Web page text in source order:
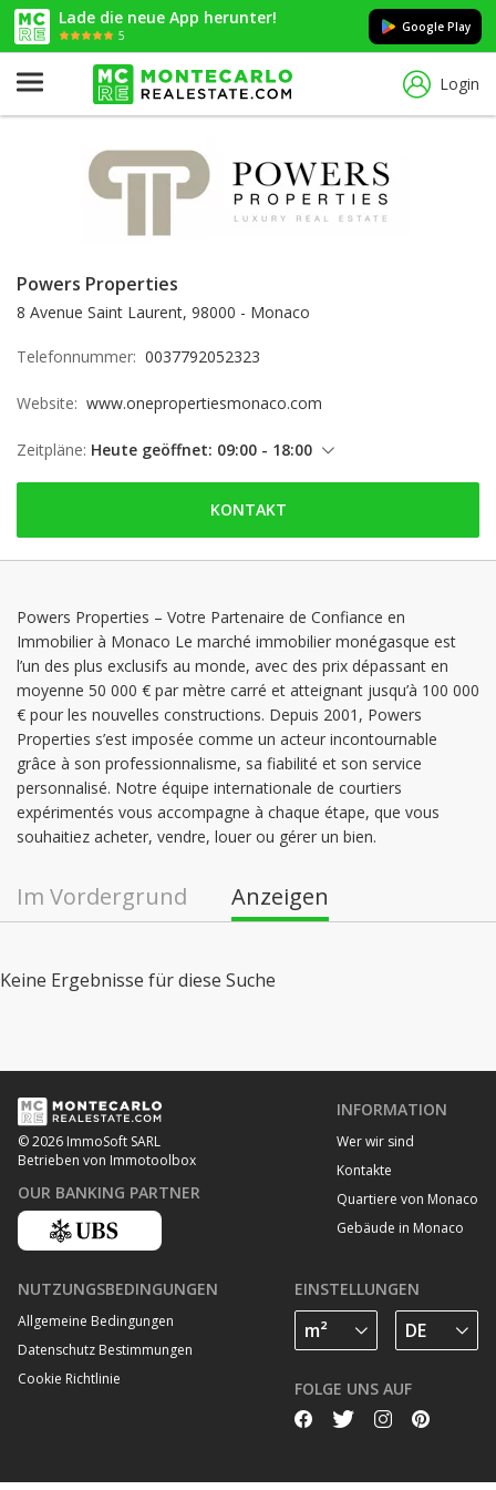
Lade die neue App herunter!
5
Google Play
Login
Powers Properties
8 Avenue Saint Laurent, 98000 - Monaco
Telefonnummer: 0037792052323
Website: www.onepropertiesmonaco.com
Zeitpläne: Heute geöffnet: 09:00 - 18:00
Freitag: 09:00 - 18:00
Samstag: geschlossen
Dienstag: 09:00 - 18:00
Mittwoch: 09:00 - 18:00
Donnerstag: 09:00 - 18:00
KONTAKT
Powers Properties – Votre Partenaire de Confiance en
Immobilier à Monaco Le marché immobilier monégasque est
l’un des plus exclusifs au monde, avec des prix dépassant en
moyenne 50 000 € par mètre carré et atteignant jusqu’à 100 000
€ pour les nouvelles constructions. Depuis 2001, Powers
Properties s’est imposée comme un acteur incontournable
grâce à son professionnalisme, sa fiabilité et son service
personnalisé. Notre équipe internationale de courtiers
expérimentés vous accompagne à chaque étape, que vous
souhaitiez acheter, vendre, louer ou gérer un bien.
Im Vordergrund Anzeigen
Keine Ergebnisse für diese Suche
© 2026 ImmoSoft SARL
Betrieben von Immotoolbox
OUR BANKING PARTNER
INFORMATION
Wer wir sind
Kontakte
Quartiere von Monaco
Gebäude in Monaco
NUTZUNGSBEDINGUNGEN
Allgemeine Bedingungen
Datenschutz Bestimmungen
Cookie Richtlinie
EINSTELLUNGEN
FOLGE UNS AUF